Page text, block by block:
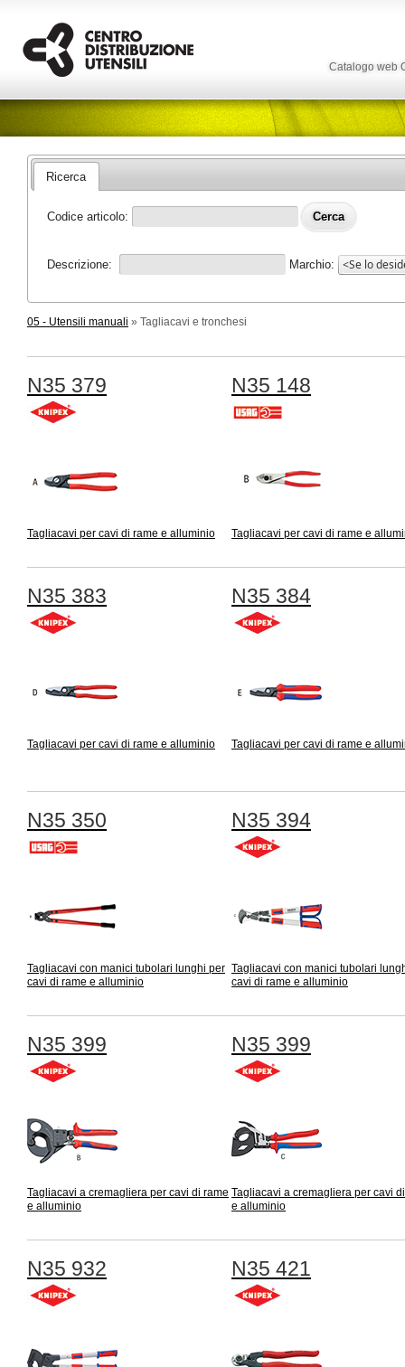
Catalogo web
Ricerca
Codice articolo:
Descrizione: Marchio:
05 - Utensili manuali » Tagliacavi e tronchesi
N35 379
Tagliacavi per cavi di rame e alluminio
N35 148
Tagliacavi per cavi di rame e
N35 383
Tagliacavi per cavi di rame e alluminio
N35 384
Tagliacavi per cavi di rame e
N35 350
Tagliacavi con manici tubolari lunghi per
cavi di rame e alluminio
N35 394
Tagliacavi con manici tubolari
cavi di rame e alluminio
N35 399
Tagliacavi a cremagliera per cavi di rame
e alluminio
N35 399
Tagliacavi a cremagliera per cavi
e alluminio
N35 932 N35 421